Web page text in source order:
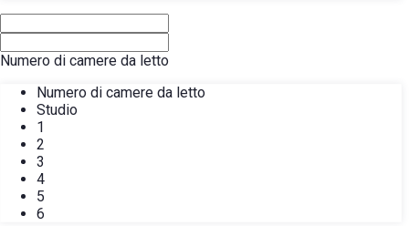
Numero di camere da letto
Numero di camere da letto
Studio
1
2
3
4
5
6